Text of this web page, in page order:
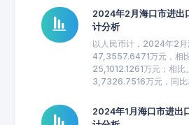
2024年2月海口市进出
计分析
以人民币计，2024年2月
47,3557.6471万元，相
25,1012.1261万元；相比
3,7326.7516万元，同比
2024年1月海口市进出